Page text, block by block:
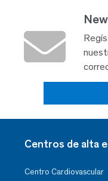
Centros de alta
Centro Cardiovascular